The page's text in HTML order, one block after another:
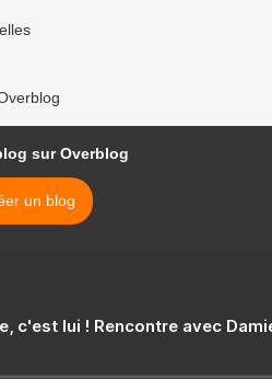
sur Overblog
un blog
c'est lui ! Rencontre avec